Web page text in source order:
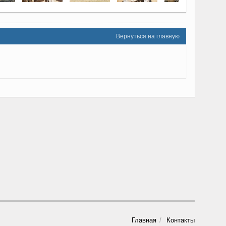
Вернуться на главную
Главная Контакты